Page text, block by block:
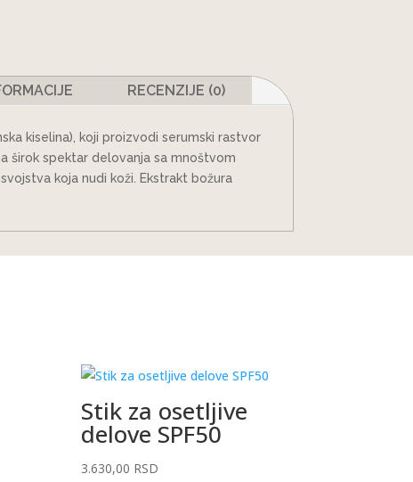
RECENZIJE (0)
kiselina), koji proizvodi serumski rastvor
širok spektar delovanja sa mnoštvom
koja nudi koži. Ekstrakt božura
Stik za osetljive
delove SPF50
3.630,00 RSD